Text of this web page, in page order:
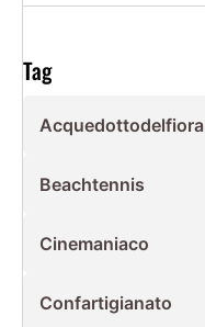
Tag
Acquedottodelfiora
Beachtennis
Cinemaniaco
Confartigianato